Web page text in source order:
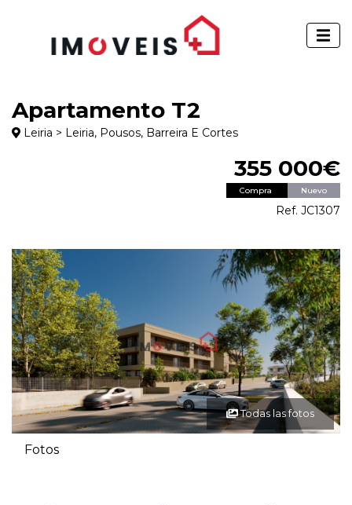
Apartamento T2
Leiria > Leiria, Pousos, Barreira E Cortes
355 000€
Compra Nuevo
Ref. JC1307
Todas las fotos
Fotos